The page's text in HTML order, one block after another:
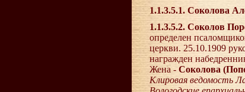
1.1.3.5.1. Соколова
1.1.3.5.2. Соколов
определен
церкви. 25.10.1909
награжден
Жена - Соколова
Клировая ведомость